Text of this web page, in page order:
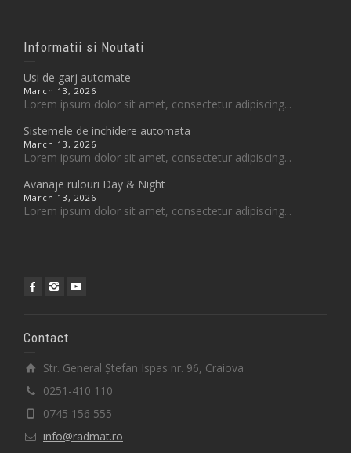
Informatii si Noutati
Usi de garj automate
March 13, 2026
Lorem ipsum dolor sit amet, consectetur adipiscing...
Sistemele de inchidere automata
March 13, 2026
Lorem ipsum dolor sit amet, consectetur adipiscing...
Avanaje rulouri Day & Night
March 13, 2026
Lorem ipsum dolor sit amet, consectetur adipiscing...
Contact
Str. General Ștefan Ispas nr. 96, Craiova
0251-410 110
0745 156 555
info@radmat.ro